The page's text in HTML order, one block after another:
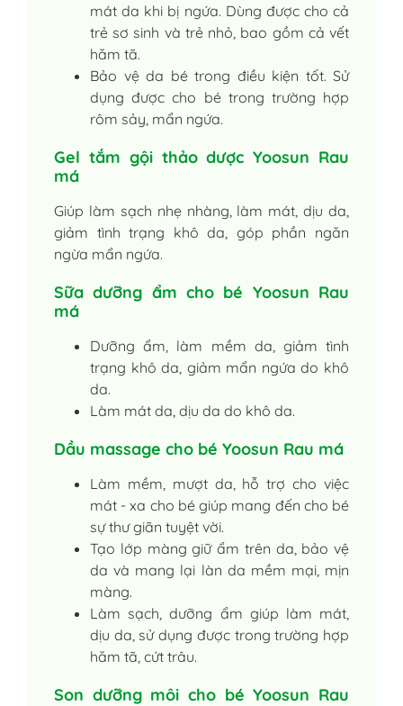
mát da khi bị ngứa. Dùng được cho cả
trẻ sơ sinh và trẻ nhỏ, bao gồm cả vết
hăm tã.
Bảo vệ da bé trong điều kiện tốt. Sử
dụng được cho bé trong trường hợp
rôm sảy, mẩn ngứa.
Gel tắm gội thảo dược Yoosun Rau
má
Giúp làm sạch nhẹ nhàng, làm mát, dịu da,
giảm tình trạng khô da, góp phần ngăn
ngừa mẩn ngứa.
Sữa dưỡng ẩm cho bé Yoosun Rau
má
Dưỡng ẩm, làm mềm da, giảm tình
trạng khô da, giảm mẩn ngứa do khô
da.
Làm mát da, dịu da do khô da.
Dầu massage cho bé Yoosun Rau má
Làm mềm, mượt da, hỗ trợ cho việc
mát - xa cho bé giúp mang đến cho bé
sự thư giãn tuyệt vời.
Tạo lớp màng giữ ẩm trên da, bảo vệ
da và mang lại làn da mềm mại, mịn
màng.
Làm sạch, dưỡng ẩm giúp làm mát,
dịu da, sử dụng được trong trường hợp
hăm tã, cứt trâu.
Son dưỡng môi cho bé Yoosun Rau